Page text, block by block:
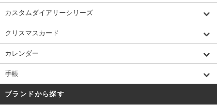
カスタムダイアリーシリーズ
クリスマスカード
カレンダー
手帳
ブランドから探す